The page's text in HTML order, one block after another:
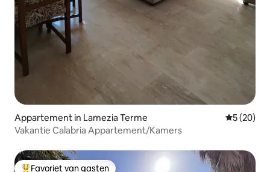
Appartement in Lamezia Terme
5 (20)
Vakantie Calabria Appartement/Kamers
Favoriet van gasten